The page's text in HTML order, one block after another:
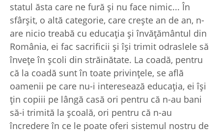
statul ăsta care ne fură şi nu face nimic... În
sfârşit, o altă categorie, care creşte an de an, n-
are nicio treabă cu educaţia şi învăţământul din
România, ei fac sacrificii şi îşi trimit odraslele să
înveţe în şcoli din străinătate. La coadă, pentru
că la coadă sunt în toate privinţele, se află
oamenii pe care nu-i interesează educaţia, ei îşi
ţin copiii pe lângă casă ori pentru că n-au bani
să-i trimită la şcoală, ori pentru că n-au
încredere în ce le poate oferi sistemul nostru de